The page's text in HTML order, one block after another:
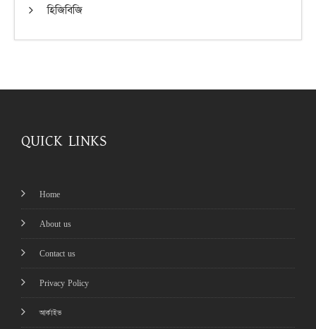
হিজিবিজি
QUICK LINKS
Home
About us
Contact us
Privacy Policy
আর্কাইভ